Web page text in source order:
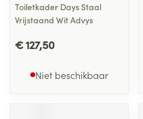
Toiletkader Days Staal
Vrijstaand Wit Advys
€ 127,50
Niet beschikbaar